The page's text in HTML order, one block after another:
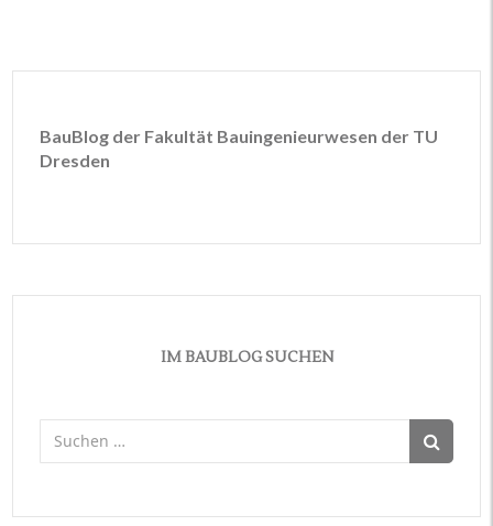
BauBlog der Fakultät Bauingenieurwesen der TU
Dresden
IM BAUBLOG SUCHEN
Suchen
nach: